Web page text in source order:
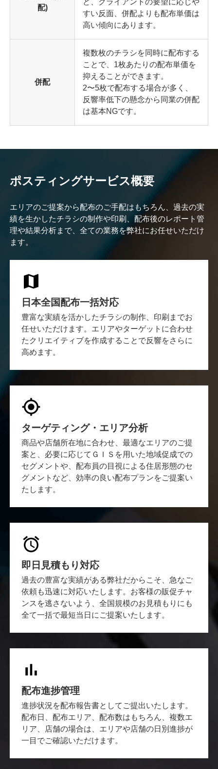
配)
すい反面、併配よりも配布単価は
高い傾向にあります。
併配
複数枚のチラシを同時に配布する
ことで、1枚あたりの配布単価を
抑えることができます。
2〜5枚で配布する場合が多く、
反響率低下の懸念から同業の併配
は基本NGです。
ポスティングサービス概要
エリアのご提案から配布のご手配はもちろん、過去の実
績を生かしたチラシの制作や印刷、配布後のレポート管
理や結果分析まで、全ての業務を弊社にお任せいただけ
ます。
日本全国配布一括対応
豊富な実績を活かしたチラシの制作、印刷までお
任せいただけます。エリアやターゲットに合わせ
たクリエイティブを作成することで反響をさらに
高めます。
ターゲティング・エリア分析
商品や店舗所在地に合わせ、最適なエリアのご提
案と、必要に応じてＧＩＳを用いた地域促成での
セグメントや、配布員の目視による住居形態のセ
グメントなど、効率の良い配布プランをご提案い
たします。
即日見積もり対応
過去の豊富な実績がある弊社だからこそ、急なご
依頼も迅速に対応いたします。お客様の販促チャ
ンスを逃さないよう、全国規模のお見積もりにも
全て一括で最短当日にご提案いたします。
配布進捗管理
進捗状況を配布報告書としてご提出いたします。
配布日、配布エリア、配布数はもちろん、複数エ
リア、店舗の場合は、エリアや店舗の日別進捗が
一目でご確認いただけます。